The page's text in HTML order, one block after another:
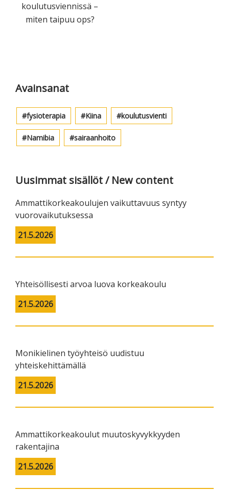
koulutusviennissä –
miten taipuu ops?
Avainsanat
fysioterapia Kiina koulutusvienti
Namibia sairaanhoito
Uusimmat sisällöt / New content
Ammattikorkeakoulujen vaikuttavuus syntyy
vuorovaikutuksessa
21.5.2026
Yhteisöllisesti arvoa luova korkeakoulu
21.5.2026
Monikielinen työyhteisö uudistuu
yhteiskehittämällä
21.5.2026
Ammattikorkeakoulut muutoskyvykkyyden
rakentajina
21.5.2026